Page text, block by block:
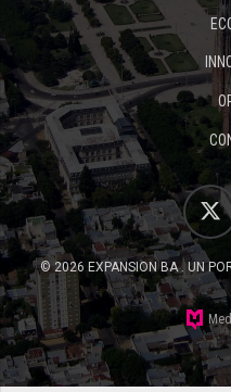
© 2026 EXPANSION BA . UN